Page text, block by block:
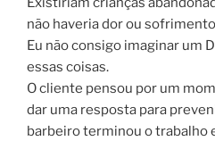
não haveria dor ou
Eu não consigo imaginar um
essas coisas.
O cliente pensou por um
dar uma resposta para
barbeiro terminou o trabalho